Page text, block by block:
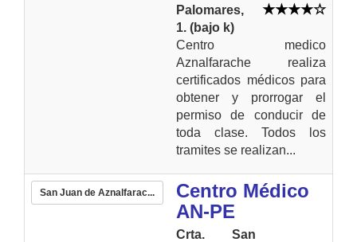
Palomares,
1. (bajo k)
Centro medico
Aznalfarache realiza
certificados médicos para
obtener y prorrogar el
permiso de conducir de
toda clase. Todos los
tramites se realizan...
San Juan de Aznalfarac...
Centro Médico
AN-PE
Crta. San